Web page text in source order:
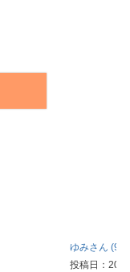
ゆみ
93
投稿日